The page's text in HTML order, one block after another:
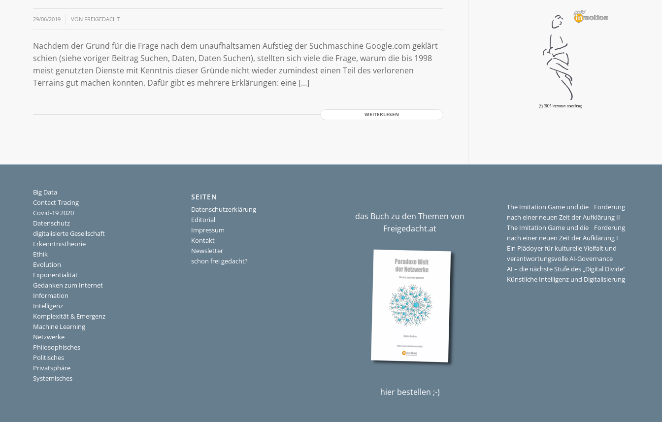
29/06/2019 VON FREIGEDACHT
Nachdem der Grund für die Frage nach dem unaufhaltsamen Aufstieg der Suchmaschine Google.com geklärt
schien (siehe voriger Beitrag Suchen, Daten, Daten Suchen), stellten sich viele die Frage, warum die bis 1998
meist genutzten Dienste mit Kenntnis dieser Gründe nicht wieder zumindest einen Teil des verlorenen
Terrains gut machen konnten. Dafür gibt es mehrere Erklärungen: eine […]
WEITERLESEN
Big Data
Contact Tracing
Covid-19 2020
Datenschutz
digitalisierte Gesellschaft
Erkenntnistheorie
Ethik
Evolution
Exponentialität
Gedanken zum Internet
Information
Intelligenz
Komplexität & Emergenz
Machine Learning
Netzwerke
Philosophisches
Politisches
Privatsphäre
Systemisches
SEITEN
Datenschutzerklärung
Editorial
Impressum
Kontakt
Newsletter
schon frei gedacht?
das Buch zu den Themen von
Freigedacht.at
hier bestellen ;-)
The Imitation Game und die Forderung
nach einer neuen Zeit der Aufklärung II
The Imitation Game und die Forderung
nach einer neuen Zeit der Aufklärung I
Ein Plädoyer für kulturelle Vielfalt und
verantwortungsvolle AI-Governance
AI – die nächste Stufe des „Digital Divide“
Künstliche Intelligenz und Digitalisierung